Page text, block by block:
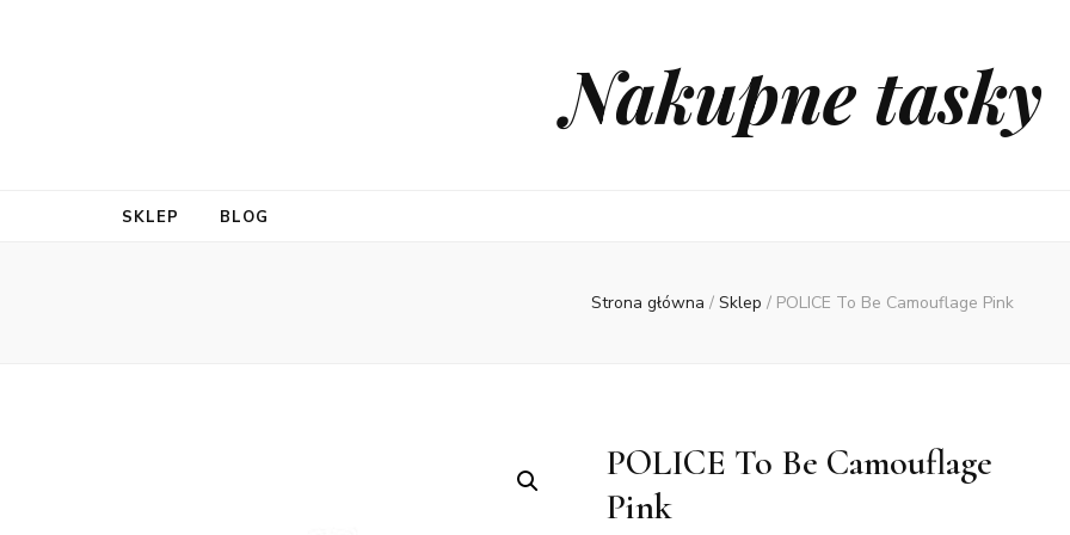
Nakupne tasky
SKLEP BLOG
Strona główna / Sklep / POLICE To Be Camouflage Pink
POLICE To Be Camouflage
Pink